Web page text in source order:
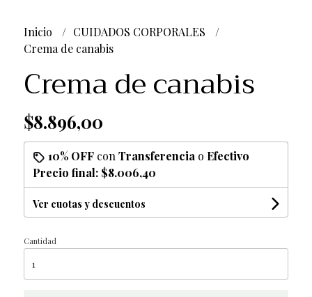
Inicio
CUIDADOS CORPORALES
Crema de canabis
Crema de canabis
$8.896,00
10% OFFcon Transferencia o Efectivo
Precio final: $8.006,40
Ver cuotas y descuentos
Cantidad